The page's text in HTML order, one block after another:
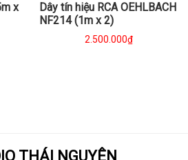
x
Dây tín hiệu RCA OEHLBACH
NF214 (1m x 2)
2.500.000₫
THÁI NGUYÊN